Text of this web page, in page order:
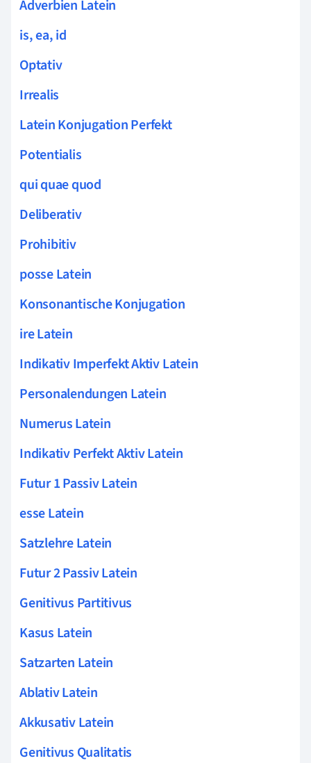
Adverbien Latein
is, ea, id
Optativ
Irrealis
Latein Konjugation Perfekt
Potentialis
qui quae quod
Deliberativ
Prohibitiv
posse Latein
Konsonantische Konjugation
ire Latein
Indikativ Imperfekt Aktiv Latein
Personalendungen Latein
Numerus Latein
Indikativ Perfekt Aktiv Latein
Futur 1 Passiv Latein
esse Latein
Satzlehre Latein
Futur 2 Passiv Latein
Genitivus Partitivus
Kasus Latein
Satzarten Latein
Ablativ Latein
Akkusativ Latein
Genitivus Qualitatis